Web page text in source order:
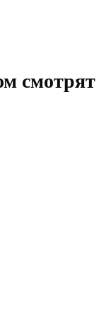
смотрят